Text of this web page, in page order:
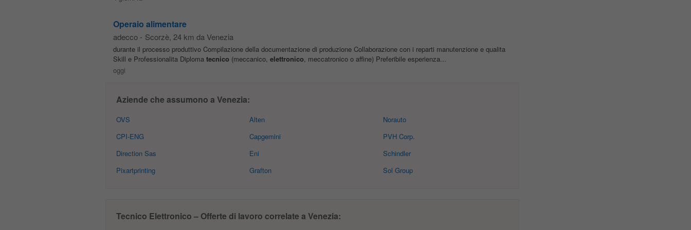
Operaio alimentare
adecco - Scorzè, 24 km da Venezia
durante il processo produttivo Compilazione della documentazione di produzione Collaborazione con i reparti manutenzione e qualita
Skill e Professionalita Diploma tecnico(meccanico, elettronico, meccatronico o affine) Preferibile esperienza...
oggi
Aziende che assumono a Venezia:
OVS
CPI-ENG
Direction Sas
Pixartprinting
Alten
Capgemini
Eni
Grafton
Norauto
PVH Corp.
Schindler
Sol Group
Tecnico Elettronico – Offerte di lavoro correlate a Venezia: